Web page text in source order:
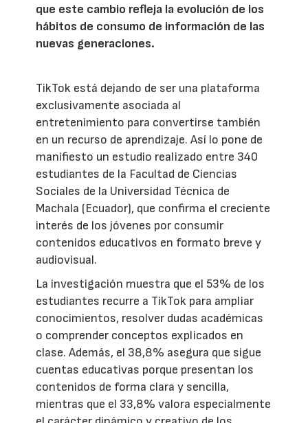
que este cambio refleja la evolución de los
hábitos de consumo de información de las
nuevas generaciones.
TikTok está dejando de ser una plataforma
exclusivamente asociada al
entretenimiento para convertirse también
en un recurso de aprendizaje. Así lo pone de
manifiesto un estudio realizado entre 340
estudiantes de la Facultad de Ciencias
Sociales de la Universidad Técnica de
Machala (Ecuador), que confirma el creciente
interés de los jóvenes por consumir
contenidos educativos en formato breve y
audiovisual.
La investigación muestra que el 53% de los
estudiantes recurre a TikTok para ampliar
conocimientos, resolver dudas académicas
o comprender conceptos explicados en
clase. Además, el 38,8% asegura que sigue
cuentas educativas porque presentan los
contenidos de forma clara y sencilla,
mientras que el 33,8% valora especialmente